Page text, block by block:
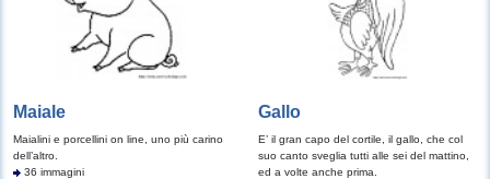
Maiale
Maialini e porcellini on line, uno più carino
dell’altro.
36 immagini
Gallo
E’ il gran capo del cortile, il gallo, che col
suo canto sveglia tutti alle sei del mattino,
ed a volte anche prima.